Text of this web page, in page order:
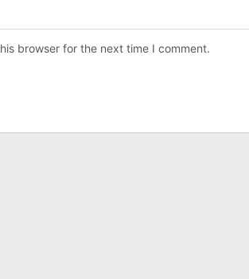
browser for the next time I comment.